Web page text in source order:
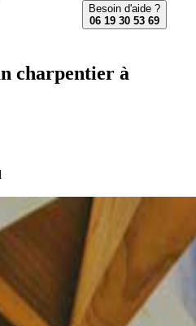
Besoin d'aide ?
06 19 30 53 69
charpentier à